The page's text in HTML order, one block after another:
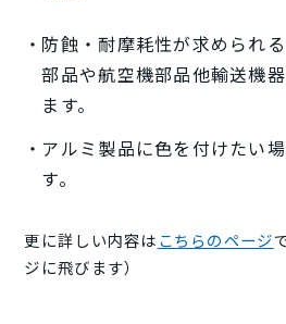
防蝕・耐摩耗性が求められ
部品や航空機部品他輸送機
ます。
アルミ製品に色を付けたい
す。
更に詳しい内容はこちらのページ
ジに飛びます）